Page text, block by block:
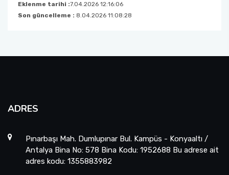
Eklenme tarihi :7.04.2026 12:16:06
Son güncelleme : 8.04.2026 11:08:28
ADRES
Pınarbaşı Mah. Dumlupınar Bul. Kampüs - Konyaaltı /
Antalya Bina No: 578 Bina Kodu: 1952688 Bu adrese ait
adres kodu: 1355883982
Lisansüstü Danışmanlık ve Rehberlik